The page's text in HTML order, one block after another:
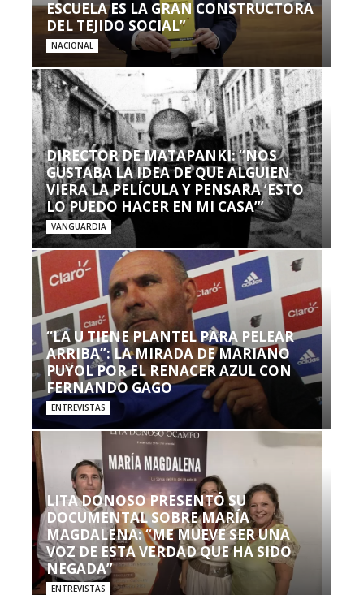
ESCUELA ES LA GRAN CONSTRUCTORA
DEL TEJIDO SOCIAL”
NACIONAL
DIRECTOR DE MATAPANKI: “NOS
GUSTABA LA IDEA DE QUE ALGUIEN
VIERA LA PELÍCULA Y PENSARA ‘ESTO
LO PUEDO HACER EN MI CASA’”
VANGUARDIA
“LA U TIENE PLANTEL PARA PELEAR
ARRIBA”: LA MIRADA DE MARIANO
PUYOL POR EL RENACER AZUL CON
FERNANDO GAGO
ENTREVISTAS
LITA DONOSO PRESENTÓ SU
DOCUMENTAL SOBRE MARÍA
MAGDALENA: “ME MUEVE SER UNA
VOZ DE ESTA VERDAD QUE HA SIDO
NEGADA”
ENTREVISTAS